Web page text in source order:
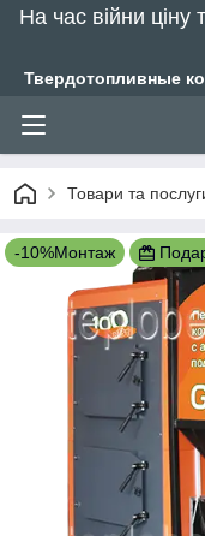
На час війни ціну
Твердотопливные
Товари та
-10%Монтаж